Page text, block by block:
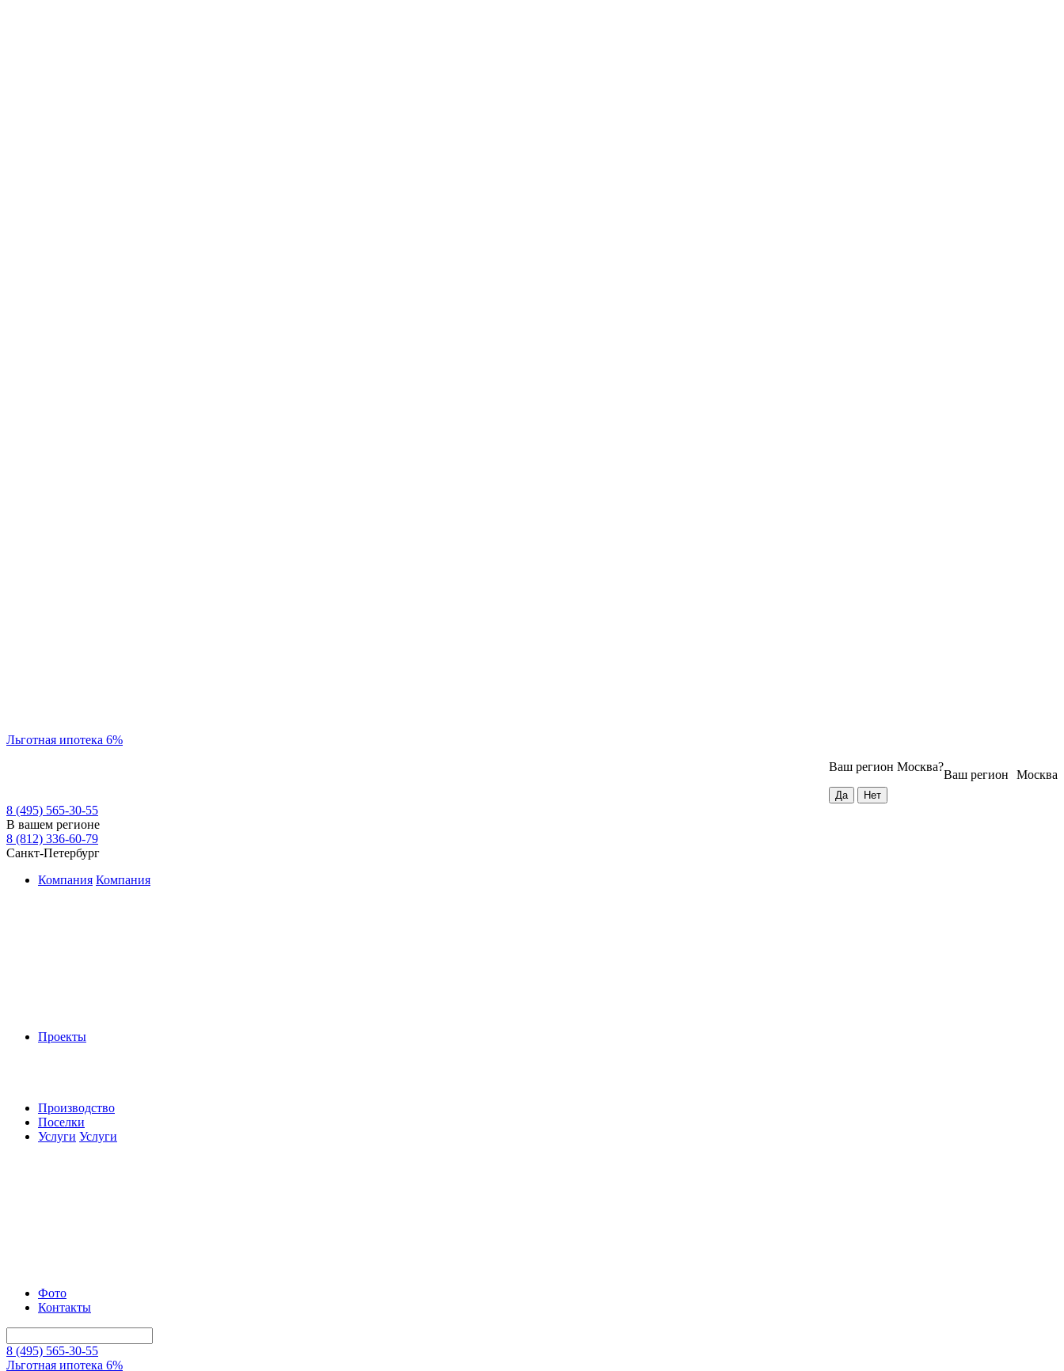
Льготная ипотека 6%
Москва
Ваш регион
Ваш регион Москва?
8 (495) 565-30-55
В вашем регионе
8 (812) 336-60-79
Санкт-Петербург
Компания Компания
Проекты
Производство
Поселки
Услуги Услуги
Фото
Контакты
8 (495) 565-30-55
Льготная ипотека 6%